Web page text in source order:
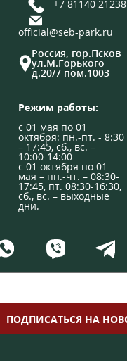
+7 81140 21238
official@seb-park.ru
Россия, гор.Псков
ул.М.Горького
д.20/7 пом.1003
Режим работы:
с 01 мая по 01
октября: пн.-пт. - 8:30
– 17:45, сб., вс. –
10:00-14:00
с 01 октября по 01
мая – пн.-чт. – 08:30-
17:45, пт. 08:30-16:30,
сб., вс. – выходные
дни.